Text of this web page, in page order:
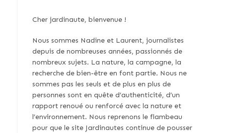
Cher jardinaute, bienvenue !
Nous sommes Nadine et Laurent, journalistes
depuis de nombreuses années, passionnés de
nombreux sujets. La nature, la campagne, la
recherche de bien-être en font partie. Nous ne
sommes pas les seuls et de plus en plus de
personnes sont en quête d’authenticité, d’un
rapport renoué ou renforcé avec la nature et
l’environnement. Nous reprenons le flambeau
pour que le site Jardinautes continue de pousser